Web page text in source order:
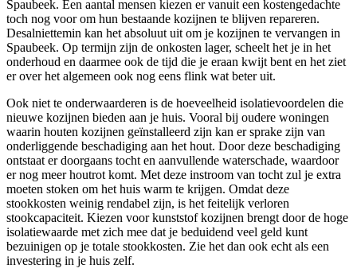
Spaubeek. Een aantal mensen kiezen er vanuit een kostengedachte
toch nog voor om hun bestaande kozijnen te blijven repareren.
Desalniettemin kan het absoluut uit om je kozijnen te vervangen in
Spaubeek. Op termijn zijn de onkosten lager, scheelt het je in het
onderhoud en daarmee ook de tijd die je eraan kwijt bent en het ziet
er over het algemeen ook nog eens flink wat beter uit.
Ook niet te onderwaarderen is de hoeveelheid isolatievoordelen die
nieuwe kozijnen bieden aan je huis. Vooral bij oudere woningen
waarin houten kozijnen geïnstalleerd zijn kan er sprake zijn van
onderliggende beschadiging aan het hout. Door deze beschadiging
ontstaat er doorgaans tocht en aanvullende waterschade, waardoor
er nog meer houtrot komt. Met deze instroom van tocht zul je extra
moeten stoken om het huis warm te krijgen. Omdat deze
stookkosten weinig rendabel zijn, is het feitelijk verloren
stookcapaciteit. Kiezen voor kunststof kozijnen brengt door de hoge
isolatiewaarde met zich mee dat je beduidend veel geld kunt
bezuinigen op je totale stookkosten. Zie het dan ook echt als een
investering in je huis zelf.